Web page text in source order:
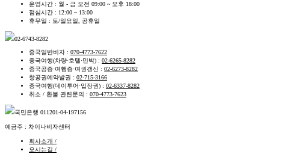
운영시간 : 월 - 금 오전 09:00 ~ 오후 18:00
점심시간 : 12:00 ~ 13:00
휴무일 : 토/일요일, 공휴일
02-6743-8282
중국일반비자 : 070-4773-7622
중국여행(차량·호텔·민박) : 02-6265-8282
중국공증·여행증·여권갱신 : 02-6273-8282
항공권예약발권 : 02-715-3166
중국여행(데이투어·입장권) : 02-6337-8282
취소 / 환불 관련문의 : 070-4773-7623
국민은행 011201-04-197156
예금주 : 차이나비자센터
회사소개 /
오시는길 /